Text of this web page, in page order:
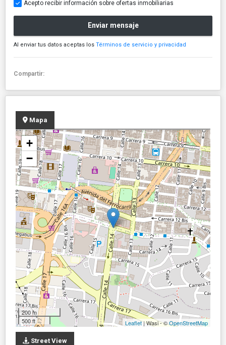
Acepto recibir información sobre ofertas inmobiliarias
Enviar mensaje
Al enviar tus datos aceptas los Términos de servicio y privacidad
Compartir:
Mapa
+
−
200 m
500 ft
Leaflet| Wasi - ©OpenStreetMap
Street View